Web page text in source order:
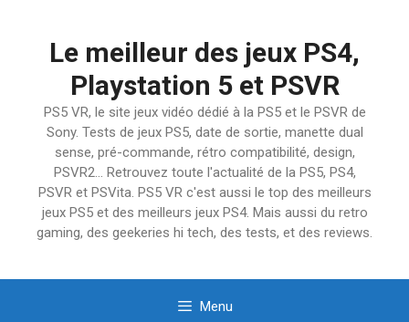
Le meilleur des jeux PS4,
Playstation 5 et PSVR
PS5 VR, le site jeux vidéo dédié à la PS5 et le PSVR de
Sony. Tests de jeux PS5, date de sortie, manette dual
sense, pré-commande, rétro compatibilité, design,
PSVR2… Retrouvez toute l'actualité de la PS5, PS4,
PSVR et PSVita. PS5 VR c'est aussi le top des meilleurs
jeux PS5 et des meilleurs jeux PS4. Mais aussi du retro
gaming, des geekeries hi tech, des tests, et des reviews.
Menu